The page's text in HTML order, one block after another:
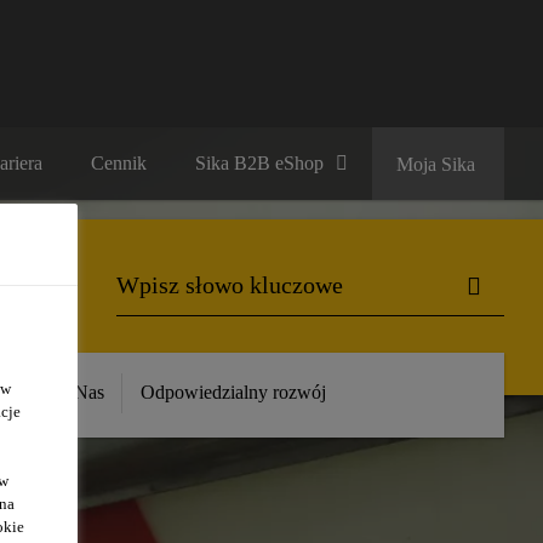
Cennik Sika B2B eShop Moja Sika
O Nas Odpowiedzialny rozwój